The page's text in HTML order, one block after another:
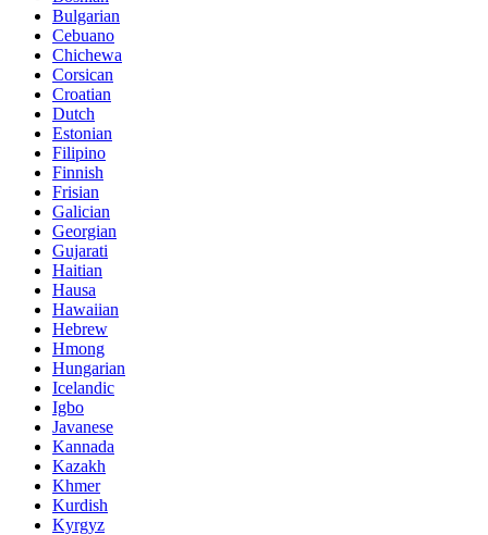
Bulgarian
Cebuano
Chichewa
Corsican
Croatian
Dutch
Estonian
Filipino
Finnish
Frisian
Galician
Georgian
Gujarati
Haitian
Hausa
Hawaiian
Hebrew
Hmong
Hungarian
Icelandic
Igbo
Javanese
Kannada
Kazakh
Khmer
Kurdish
Kyrgyz